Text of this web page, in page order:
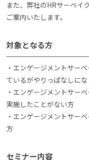
また、弊社のHRサーベイ
ご案内いたします。
対象となる方
・エンゲージメントサー
ているがやりっぱなしに
・エンゲージメントサー
実施したことがない方
・エンゲージメントサー
方
セミナー内容